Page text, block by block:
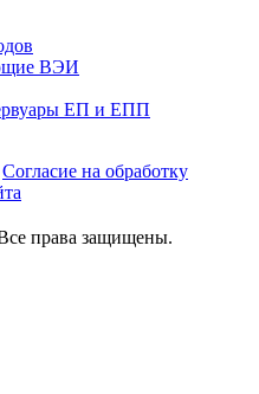
ВЭИ
ЕП и ЕПП
Согласие на обработку
права защищены.